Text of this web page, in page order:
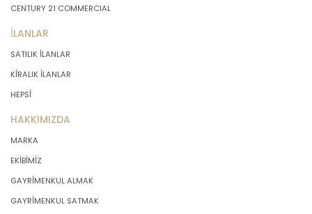
CENTURY 21 COMMERCIAL
İLANLAR
SATILIK İLANLAR
KİRALIK İLANLAR
HEPSİ
HAKKIMIZDA
MARKA
EKİBİMİZ
GAYRİMENKUL ALMAK
GAYRİMENKUL SATMAK